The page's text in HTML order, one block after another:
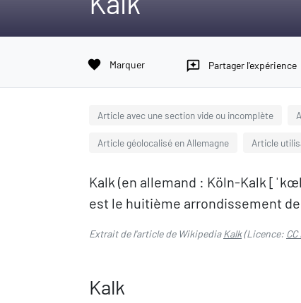
favorite Marquer reviews Partager l'expérience
Article avec une section vide ou incomplète
Article géolocalisé en Allemagne Article
Kalk (en allemand : Köln-Kalk
est le huitième arrondissement
Extrait de l'article de WikipediaKalk(Licence:
Kalk